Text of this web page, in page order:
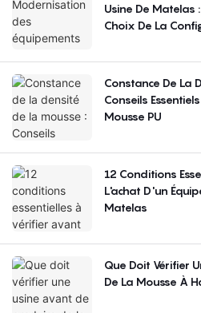
Usine De Matelas
Choix De La
Constance De La
Conseils
Mousse PU
12 Conditions
L'achat D'un
Matelas
Que Doit Vérifier
De La Mousse À